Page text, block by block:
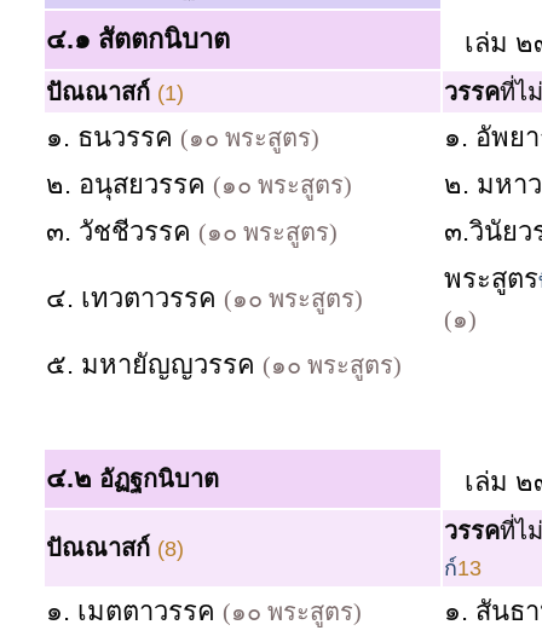
๔.๑ สัตตกนิบาต เล่ม ๒
ปัณณาสก์ (1) วรรคที่ไ
๑. ธนวรรค (๑๐ พระสูตร)
๑. อัพย
๒. อนุสยวรรค (๑๐ พระสูตร)
๒. มหา
๓. วัชชีวรรค (๑๐ พระสูตร) ๓.วินัย
๔. เทวตาวรรค (๑๐ พระสูตร)
พระสูตร
(๑)
๕. มหายัญญวรรค (๑๐ พระสูตร)
๔.๒ อัฏฐกนิบาต เล่ม ๒
ปัณณาสก์ (8)
วรรคที่ไ
ก์13
๑. เมตตาวรรค (๑๐ พระสูตร)
๑. สันธ